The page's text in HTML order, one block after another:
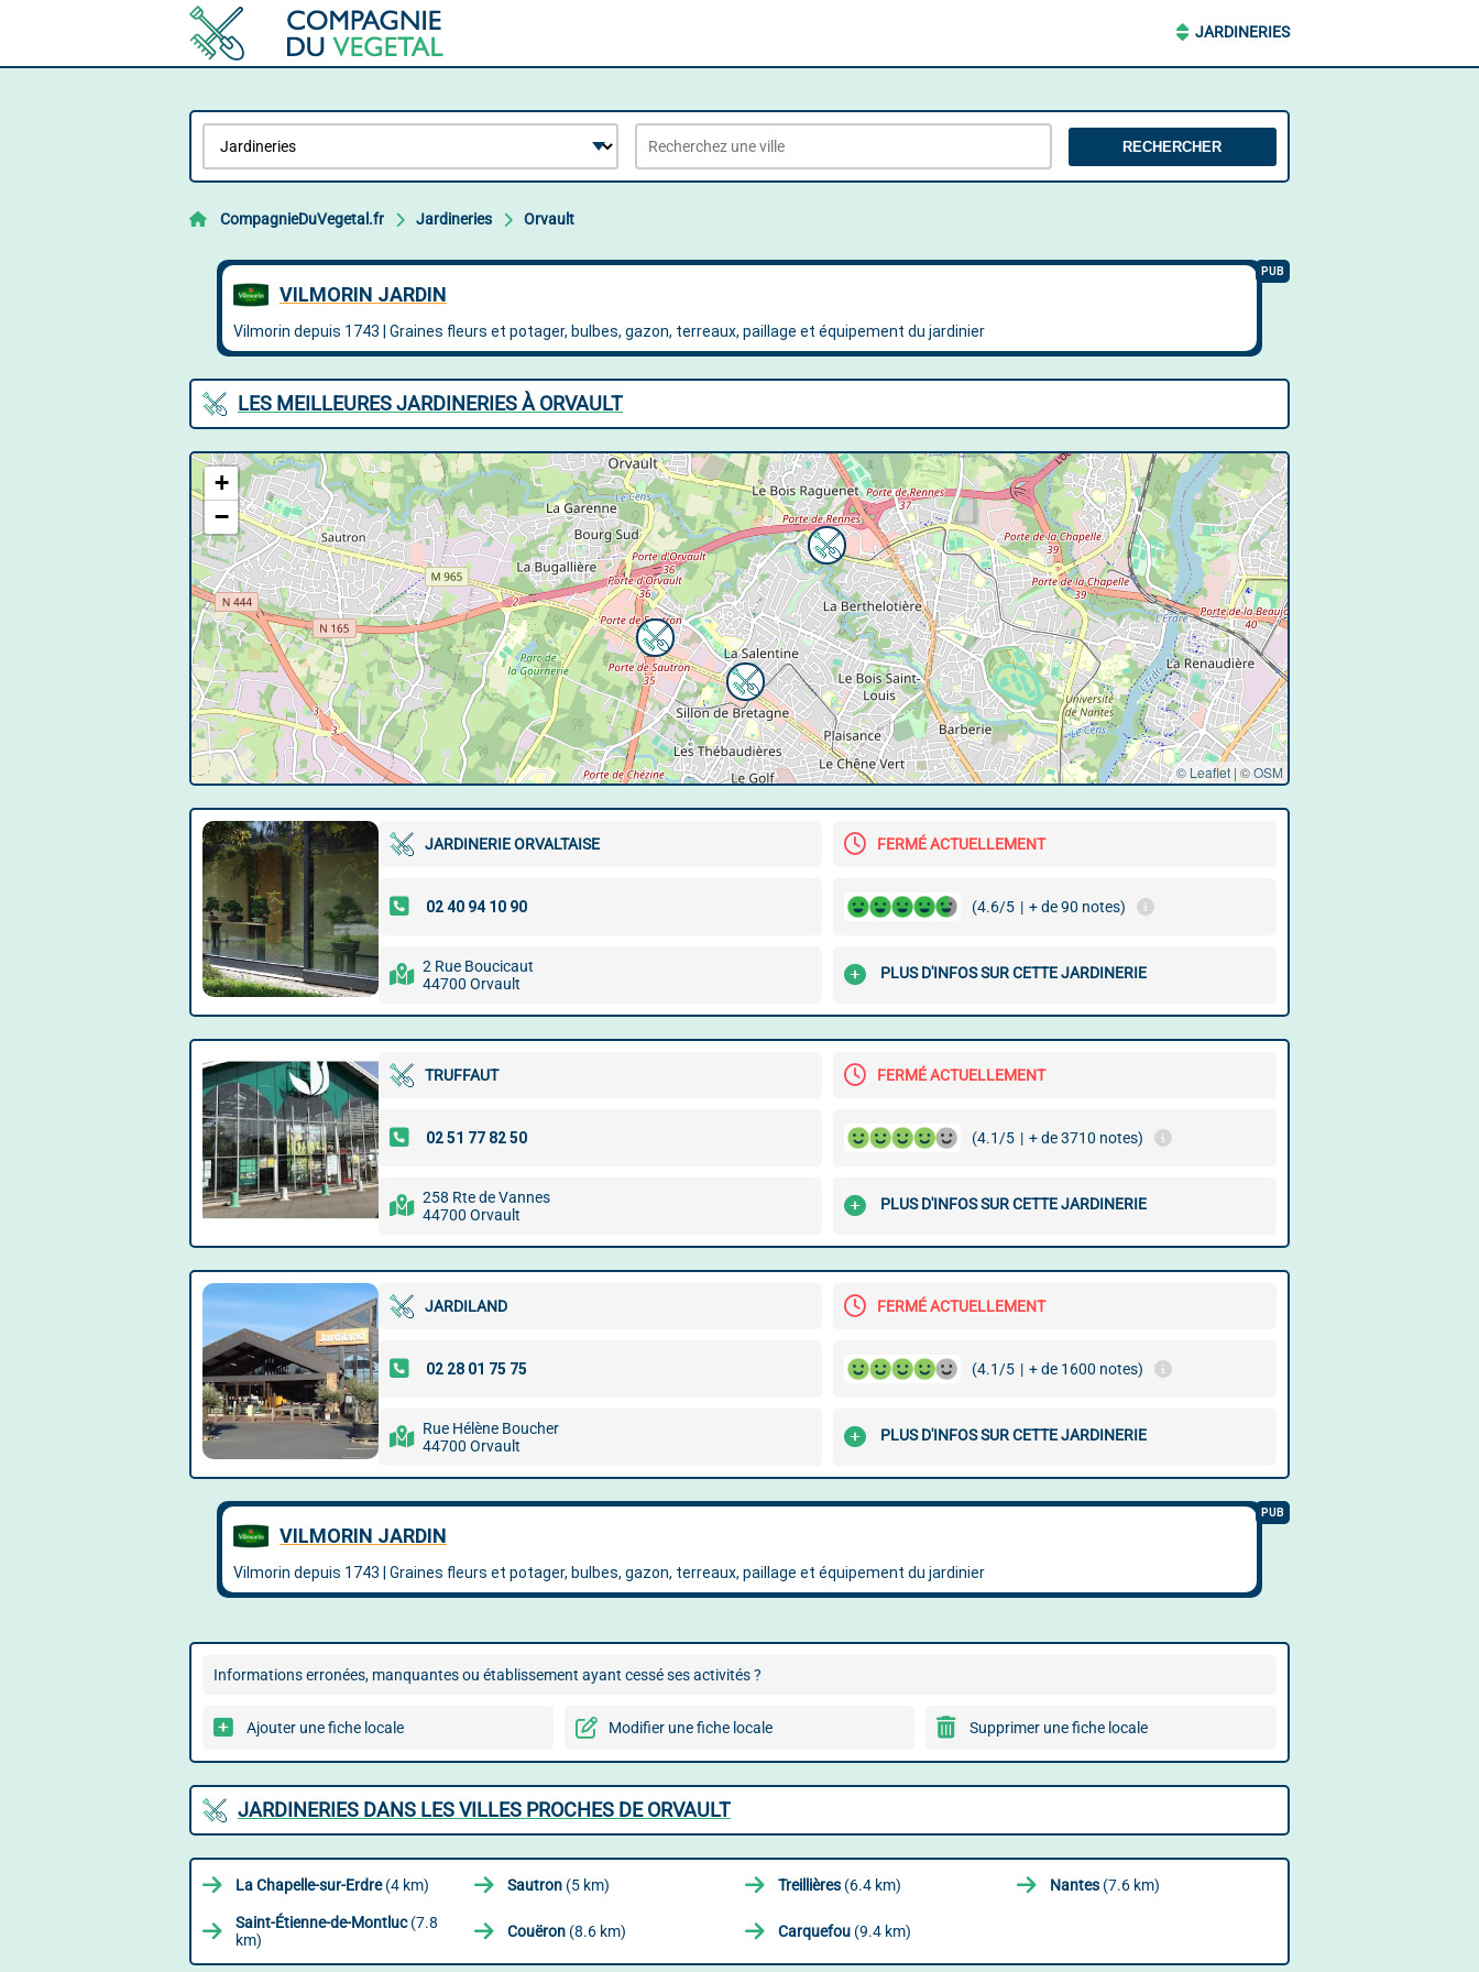
JARDINERIES
RECHERCHER
CompagnieDuVegetal.fr Jardineries Orvault
LES MEILLEURES JARDINERIES À ORVAULT
+
−
© Leaflet | ©OSM
JARDINERIE ORVALTAISE FERMÉ ACTUELLEMENT
(4.6/5 | + de 90 notes)
2 Rue Boucicaut
44700 Orvault
PLUS D'INFOS SUR CETTE JARDINERIE
TRUFFAUT FERMÉ ACTUELLEMENT
(4.1/5 | + de 3710 notes)
258 Rte de Vannes
44700 Orvault
PLUS D'INFOS SUR CETTE JARDINERIE
JARDILAND FERMÉ ACTUELLEMENT
(4.1/5 | + de 1600 notes)
Rue Hélène Boucher
44700 Orvault
PLUS D'INFOS SUR CETTE JARDINERIE
Informations erronées, manquantes ou établissement ayant cessé ses activités ?
Ajouter une fiche locale Modifier une fiche locale Supprimer une fiche locale
JARDINERIES DANS LES VILLES PROCHES DE ORVAULT
La Chapelle-sur-Erdre(4 km) Sautron(5 km) Treillières (6.4 km) Nantes(7.6 km)
Saint-Étienne-de-Montluc(7.8
km)
Couëron(8.6 km) Carquefou (9.4 km)